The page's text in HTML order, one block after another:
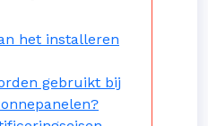
het installeren
gebruikt bij